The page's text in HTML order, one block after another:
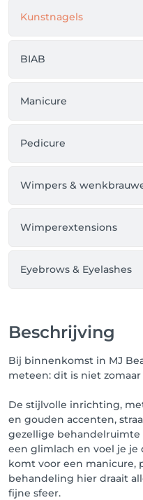
Kunstnagels
BIAB
Manicure
Pedicure
Wimpers &
Wimperextensions
Eyebrows & Eyelashes
Beschrijving
Bij binnenkomst in MJ
meteen: dit is niet
De stijlvolle inrichting,
en gouden accenten,
gezellige
een glimlach en voel je je
komt voor een manicure,
behandeling hier draait
fijne sfeer.